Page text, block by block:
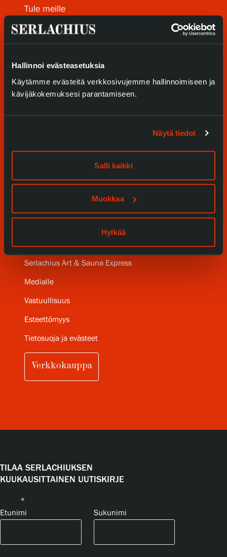
Hallinnoi evästeasetuksia
Käytämme evästeitä verkkosivujemme hallinnoimiseen ja
kävijäkokemuksesi parantamiseen.
Näytä tiedot
Salli kaikki
Muokkaa
Hylkää
Tietosuoja ja evästeet
Verkkokauppa
Tule meille
Näyttelyt
Palvelumme
SERLACHIUS+
Gösta Serlachiuksen taidesäätiö
Serlachius Taidesauna
Serlachius Art & Sauna Express
Medialle
Vastuullisuus
Esteettömyys
Tietosuoja ja evästeet
Verkkokauppa
TILAA SERLACHIUKSEN
KUUKAUSITTAINEN UUTISKIRJE
*
Etunimi
Sukunimi